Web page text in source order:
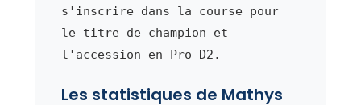
s'inscrire dans la course pour
le titre de champion et
l'accession en Pro D2.
Les statistiques de Mathys